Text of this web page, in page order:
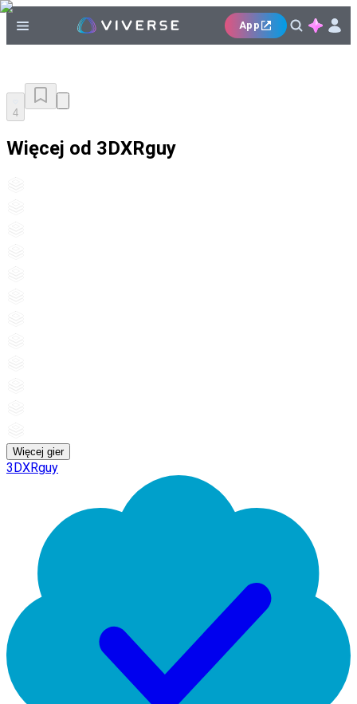
App
4
Więcej od 3DXRguy
Więcej gier
3DXRguy